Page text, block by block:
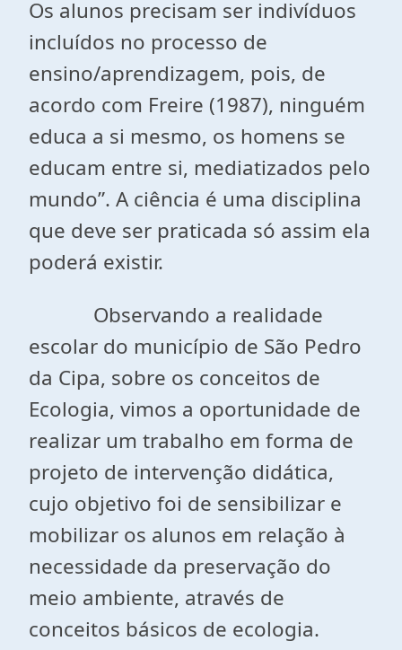
Os alunos precisam ser indivíduos
incluídos no processo de
ensino/aprendizagem, pois, de
acordo com Freire (1987), ninguém
educa a si mesmo, os homens se
educam entre si, mediatizados pelo
mundo”. A ciência é uma disciplina
que deve ser praticada só assim ela
poderá existir.
Observando a realidade
escolar do município de São Pedro
da Cipa, sobre os conceitos de
Ecologia, vimos a oportunidade de
realizar um trabalho em forma de
projeto de intervenção didática,
cujo objetivo foi de sensibilizar e
mobilizar os alunos em relação à
necessidade da preservação do
meio ambiente, através de
conceitos básicos de ecologia.